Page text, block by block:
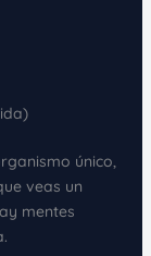
único,
veas un
mentes